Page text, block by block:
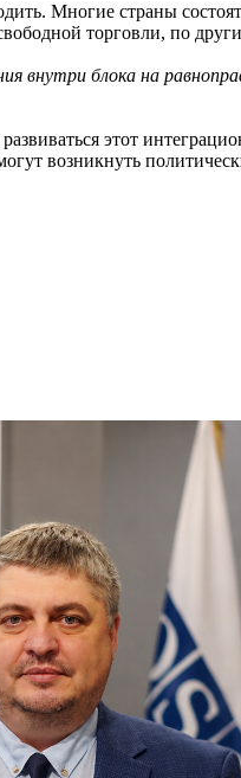
Многие страны
торговли, по
внутри блока на
этот
возникнуть